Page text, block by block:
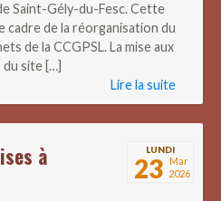
Saint-Gély-du-Fesc. Cette
de la réorganisation du
de la CCGPSL. La mise aux
site […]
Lire la suite
LUNDI
23 Mar
2026
à